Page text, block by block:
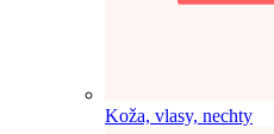
Koža, vlasy, nechty